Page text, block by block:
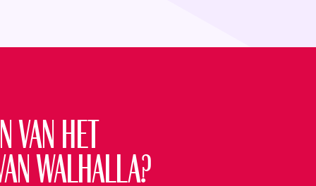
van het
Walhalla?